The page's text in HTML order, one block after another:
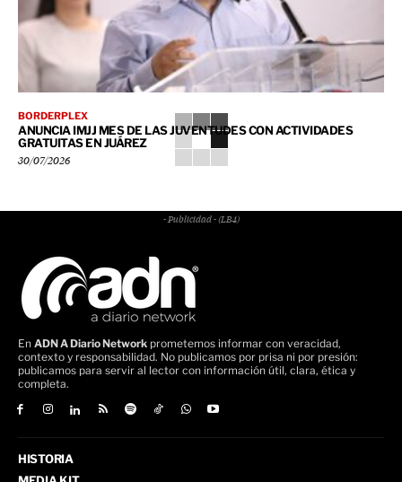
BORDERPLEX
ANUNCIA IMJJ MES DE LAS JUVENTUDES CON ACTIVIDADES
GRATUITAS EN JUÁREZ
30/07/2026
- Publicidad - (LB4)
En ADN A Diario Network prometemos informar con veracidad,
contexto y responsabilidad. No publicamos por prisa ni por presión:
publicamos para servir al lector con información útil, clara, ética y
completa.
HISTORIA